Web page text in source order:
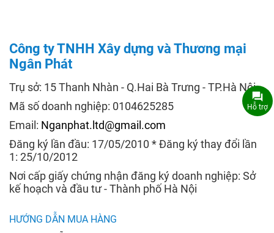
Công ty TNHH Xây dựng và Thương mại
Ngân Phát
Trụ sở: 15 Thanh Nhàn - Q.Hai Bà Trưng - TP.Hà Nội
Mã số doanh nghiệp: 0104625285
Email: Nganphat.ltd@gmail.com
Đăng ký lần đầu: 17/05/2010 * Đăng ký thay đổi lần
1: 25/10/2012
Nơi cấp giấy chứng nhận đăng ký doanh nghiệp: Sở
kế hoạch và đầu tư - Thành phố Hà Nội
HƯỚNG DẪN MUA HÀNG
Hỗ trợ